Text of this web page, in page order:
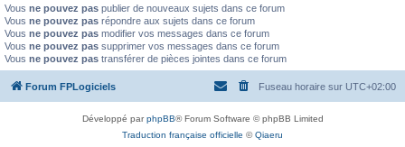
Vous ne pouvez pas publier de nouveaux sujets dans ce forum
Vous ne pouvez pas répondre aux sujets dans ce forum
Vous ne pouvez pas modifier vos messages dans ce forum
Vous ne pouvez pas supprimer vos messages dans ce forum
Vous ne pouvez pas transférer de pièces jointes dans ce forum
Forum FPLogiciels Fuseau horaire sur UTC+02:00
Développé parphpBB® Forum Software © phpBB Limited
Traduction française officielle ©Qiaeru